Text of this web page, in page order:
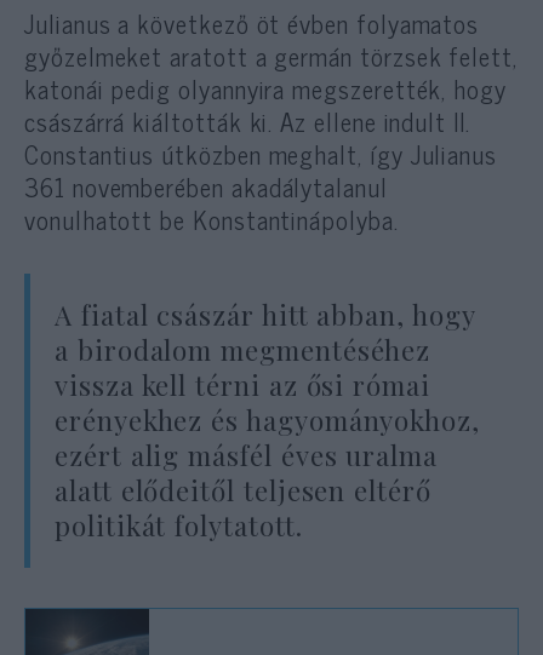
Julianus a következő öt évben folyamatos
győzelmeket aratott a germán törzsek felett,
katonái pedig olyannyira megszerették, hogy
császárrá kiáltották ki. Az ellene indult II.
Constantius útközben meghalt, így Julianus
361 novemberében akadálytalanul
vonulhatott be Konstantinápolyba.
A fiatal császár hitt abban, hogy
a birodalom megmentéséhez
vissza kell térni az ősi római
erényekhez és hagyományokhoz,
ezért alig másfél éves uralma
alatt elődeitől teljesen eltérő
politikát folytatott.